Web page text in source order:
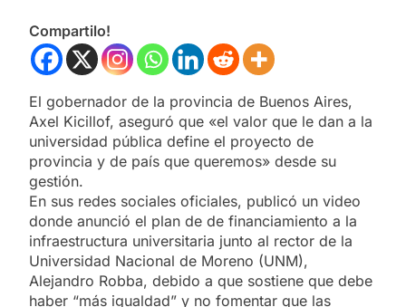
Compartilo!
El gobernador de la provincia de Buenos Aires,
Axel Kicillof, aseguró que «el valor que le dan a la
universidad pública define el proyecto de
provincia y de país que queremos» desde su
gestión.
En sus redes sociales oficiales, publicó un video
donde anunció el plan de de financiamiento a la
infraestructura universitaria junto al rector de la
Universidad Nacional de Moreno (UNM),
Alejandro Robba, debido a que sostiene que debe
haber “más igualdad” y no fomentar que las